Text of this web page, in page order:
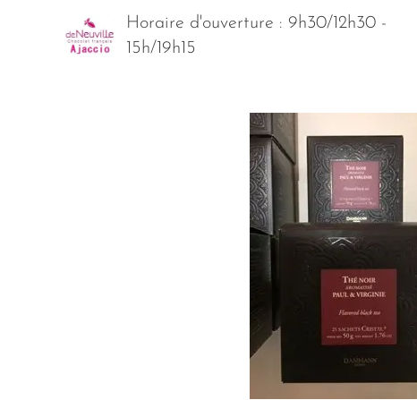
Horaire d'ouverture : 9h30/12h30 -
15h/19h15